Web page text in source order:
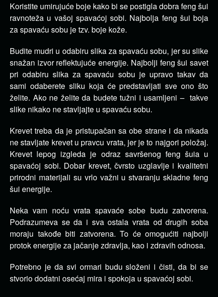
Koristite umirujuće boje kako bi se postigla dobra feng šui
ravnoteža u vašoj spavaćoj sobi. Najbolja feng šui boja
za spavaću sobu je tzv. boje kože.
Budite mudri u odabiru slika za spavaću sobu, jer su slike
snažan izvor reflektujuće energije. Najbolji feng šui savet
pri odabiru slika za spavaću sobu je upravo takav da
sami odaberete sliku koja će predstavljati sve ono što
želite. Ako ne želite da budete tužni i usamljeni – takve
slike nikako ne stavljajte u spavaću sobu.
Krevet treba da je pristupačan sa obe strane i da nikada
ne stavljate krevet u pravcu vrata, jer je to najgori položaj.
Krevet lepog izgleda je odraz savršenog feng šuia u
spavaćoj sobi. Dobar krevet, čvrsto uzglavlje i kvalitetni
prirodni materijali su vrlo važni u stvaranju skladne feng
šui energije.
Neka vam noću vrata spavaće sobe budu zatvorena.
Podrazumeva se da i sva ostala vrata od drugih soba
moraju takođe biti zatvorena. To će omogućiti najbolji
protok energije za jačanje zdravlja, kao i zdravih odnosa.
Potrebno je da svi ormari budu složeni i čisti, da bi se
stvorio dodatni osećaj mira i spokoja u spavaćoj sobi.